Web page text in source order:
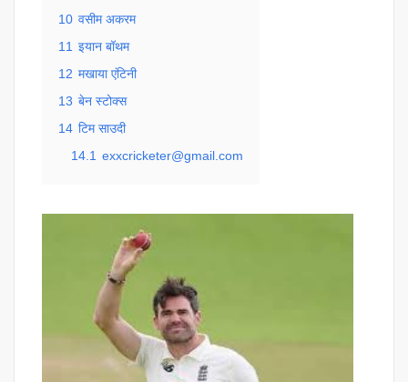
10 वसीम अकरम
11 इयान बॉथम
12 मखाया एंटिनी
13 बेन स्टोक्स
14 टिम साउदी
14.1 exxcricketer@gmail.com